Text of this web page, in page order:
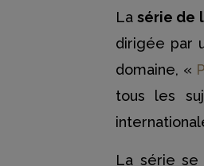
Lasérie de
dirigée par
domaine, «
tous les
La série